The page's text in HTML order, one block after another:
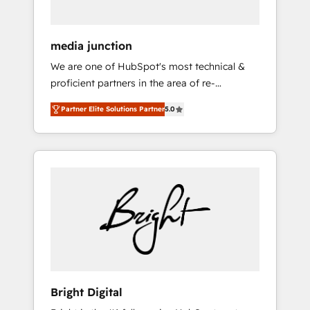
media junction
We are one of HubSpot's most technical &
proficient partners in the area of re-
platforming, website design & development.
We specialize in multi-hub implementations
for mid-market & enterprise companies. We
are woman-owned, powered by coffee, and
Impact Award 🏆2022 Technical Expertise
Impact Award 🏆2022 Platform Migration
Excellence Impact Award 🏆2020 Elite
Solutions Partner 🏆2019 Integrations
Website Design HubSpot Impact Award 🏆
Partner Elite Solutions Partner5.0
Bright Digital